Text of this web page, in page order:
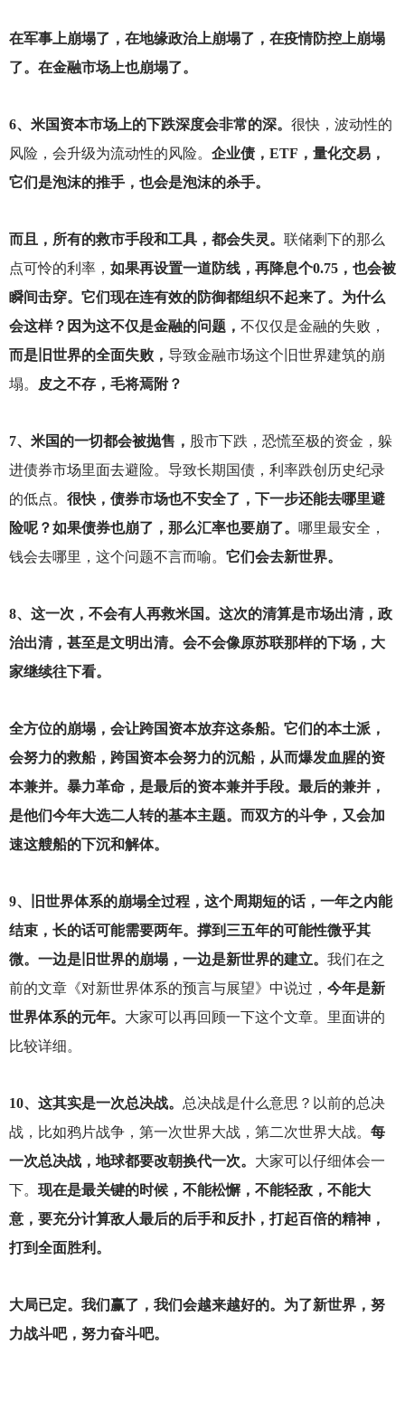
在军事上崩塌了，在地缘政治上崩塌了，在疫情防控上崩塌
了。在金融市场上也崩塌了。
6、米国资本市场上的下跌深度会非常的深。 很快，波动性的
风险，会升级为流动性的风险。 企业债，ETF，量化交易，
它们是泡沫的推手，也会是泡沫的杀手。
而且，所有的救市手段和工具，都会失灵。 联储剩下的那么
点可怜的利率， 如果再设置一道防线，再降息个0.75，也会被
瞬间击穿。它们现在连有效的防御都组织不起来了。为什么
会这样？因为这不仅是金融的问题， 不仅仅是金融的失败，
而是旧世界的全面失败， 导致金融市场这个旧世界建筑的崩
塌。
皮之不存，毛将焉附？
7、米国的一切都会被抛售， 股市下跌，恐慌至极的资金，躲
进债券市场里面去避险。导致长期国债，利率跌创历史纪录
的低点。 很快，债券市场也不安全了，下一步还能去哪里避
险呢？如果债券也崩了，那么汇率也要崩了。 哪里最安全，
钱会去哪里，这个问题不言而喻。 它们会去新世界。
8、这一次，不会有人再救米国。这次的清算是市场出清，政
治出清，甚至是文明出清。会不会像原苏联那样的下场，大
家继续往下看。
全方位的崩塌，会让跨国资本放弃这条船。它们的本土派，
会努力的救船，跨国资本会努力的沉船，从而爆发血腥的资
本兼并。暴力革命，是最后的资本兼并手段。最后的兼并，
是他们今年大选二人转的基本主题。而双方的斗争，又会加
速这艘船的下沉和解体。
9、旧世界体系的崩塌全过程，这个周期短的话，一年之内能
结束，长的话可能需要两年。撑到三五年的可能性微乎其
微。一边是旧世界的崩塌，一边是新世界的建立。 我们在之
前的文章《对新世界体系的预言与展望》中说过， 今年是新
世界体系的元年。 大家可以再回顾一下这个文章。里面讲的
比较详细。
10、这其实是一次总决战。 总决战是什么意思？以前的总决
战，比如鸦片战争，第一次世界大战，第二次世界大战。 每
一次总决战，地球都要改朝换代一次。 大家可以仔细体会一
下。 现在是最关键的时候，不能松懈，不能轻敌，不能大
意，要充分计算敌人最后的后手和反扑，打起百倍的精神，
打到全面胜利。
大局已定。我们赢了，我们会越来越好的。为了新世界，努
力战斗吧，努力奋斗吧。